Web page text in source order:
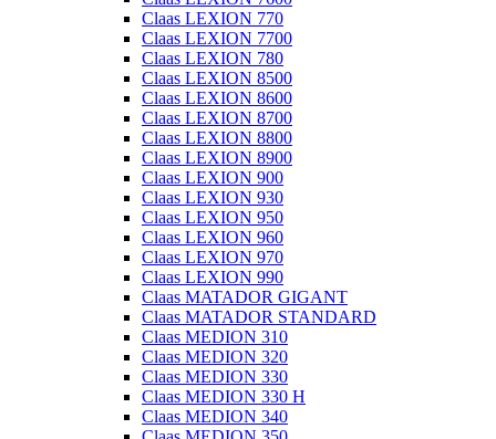
Claas LEXION 770
Claas LEXION 7700
Claas LEXION 780
Claas LEXION 8500
Claas LEXION 8600
Claas LEXION 8700
Claas LEXION 8800
Claas LEXION 8900
Claas LEXION 900
Claas LEXION 930
Claas LEXION 950
Claas LEXION 960
Claas LEXION 970
Claas LEXION 990
Claas MATADOR GIGANT
Claas MATADOR STANDARD
Claas MEDION 310
Claas MEDION 320
Claas MEDION 330
Claas MEDION 330 H
Claas MEDION 340